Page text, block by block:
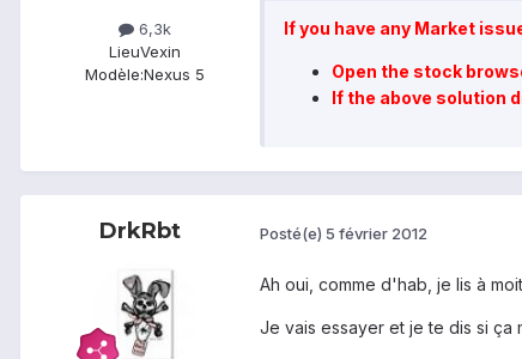
6,3k
LieuVexin
Modèle:Nexus 5
If you have any Market
Open the stock
If the above solution
DrkRbt Posté(e) 5 février 2012
Ah oui, comme d'hab, je lis à
Je vais essayer et je te dis si ça